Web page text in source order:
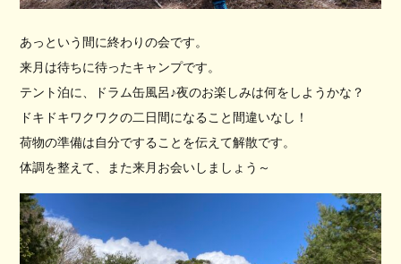
あっという間に終わりの会です。
来月は待ちに待ったキャンプです。
テント泊に、ドラム缶風呂♪夜のお楽しみは何をしようかな？
ドキドキワクワクの二日間になること間違いなし！
荷物の準備は自分ですることを伝えて解散です。
体調を整えて、また来月お会いしましょう～